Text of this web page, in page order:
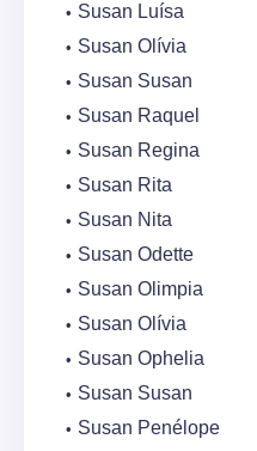
Susan Luísa
Susan Olívia
Susan Susan
Susan Raquel
Susan Regina
Susan Rita
Susan Nita
Susan Odette
Susan Olimpia
Susan Olívia
Susan Ophelia
Susan Susan
Susan Penélope